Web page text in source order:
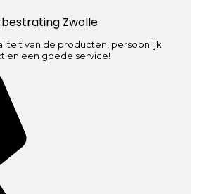
Zwolle
van de producten, persoonlijk
en een goede service!